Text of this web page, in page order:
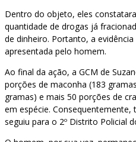
Dentro do objeto, eles
quantidade de drogas já
de dinheiro. Portanto, a
apresentada pelo homem.
Ao final da ação, a GCM de
porções de maconha (183
gramas) e mais 50 porções de
em espécie.
seguiu para o 2º Distrito Policial